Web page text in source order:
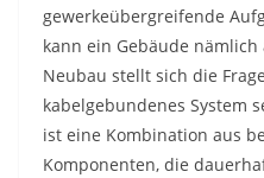
gewerkeübergreifende
kann ein Gebäude
Neubau stellt sich die
kabelgebundenes System
ist eine Kombination aus
Komponenten, die